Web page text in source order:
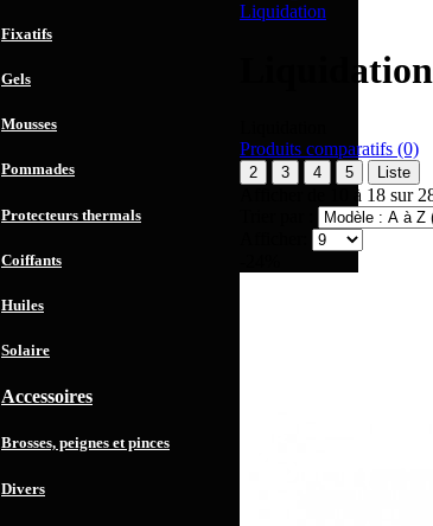
Fixatifs
Gels
Mousses
Pommades
Protecteurs thermals
Coiffants
Huiles
Solaire
Accessoires
Brosses, peignes et pinces
Divers
Liquidation
Liquidation
Produits comparatifs (0)
2 3 4 5 Liste
Afficher de 10 à 18 sur